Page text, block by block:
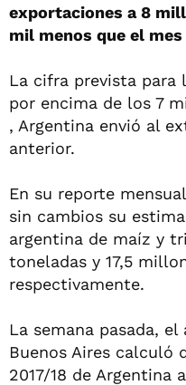
exportaciones a 8
mil menos que el mes
La cifra prevista para
por encima de los 7
, Argentina envió al
anterior.
En su reporte
sin cambios su
argentina de maíz y
toneladas y 17,5
respectivamente.
La semana pasada, el
Buenos Aires calculó
2017/18 de Argentina